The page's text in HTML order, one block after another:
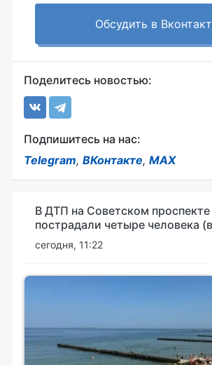
Обсудить в
Поделитесь новостью:
Подпишитесь на нас:
Telegram, ВКонтакте, MAX
В ДТП на Советском проспекте
пострадали четыре человека
сегодня, 11:22